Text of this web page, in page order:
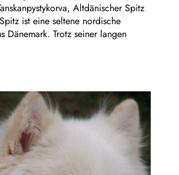
Altdänischer Spitz
ist eine seltene nordische
Dänemark. Trotz seiner langen